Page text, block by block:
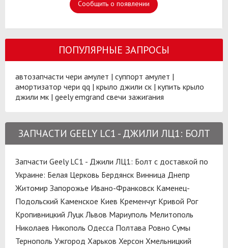
Сообщить о появлении
ПОПУЛЯРНЫЕ ЗАПРОСЫ
автозапчасти чери амулет | суппорт амулет |
амортизатор чери qq | крыло джили ск | купить крыло
джили мк | geely emgrand свечи зажигания
ЗАПЧАСТИ GEELY LC1 - ДЖИЛИ ЛЦ1: БОЛТ
Запчасти Geely LC1 - Джили ЛЦ1: Болт с доставкой по
Украине: Белая Церковь Бердянск Винница Днепр
Житомир Запорожье Ивано-Франковск Каменец-
Подольский Каменское Киев Кременчуг Кривой Рог
Кропивницкий Луцк Львов Мариуполь Мелитополь
Николаев Никополь Одесса Полтава Ровно Сумы
Тернополь Ужгород Харьков Херсон Хмельницкий